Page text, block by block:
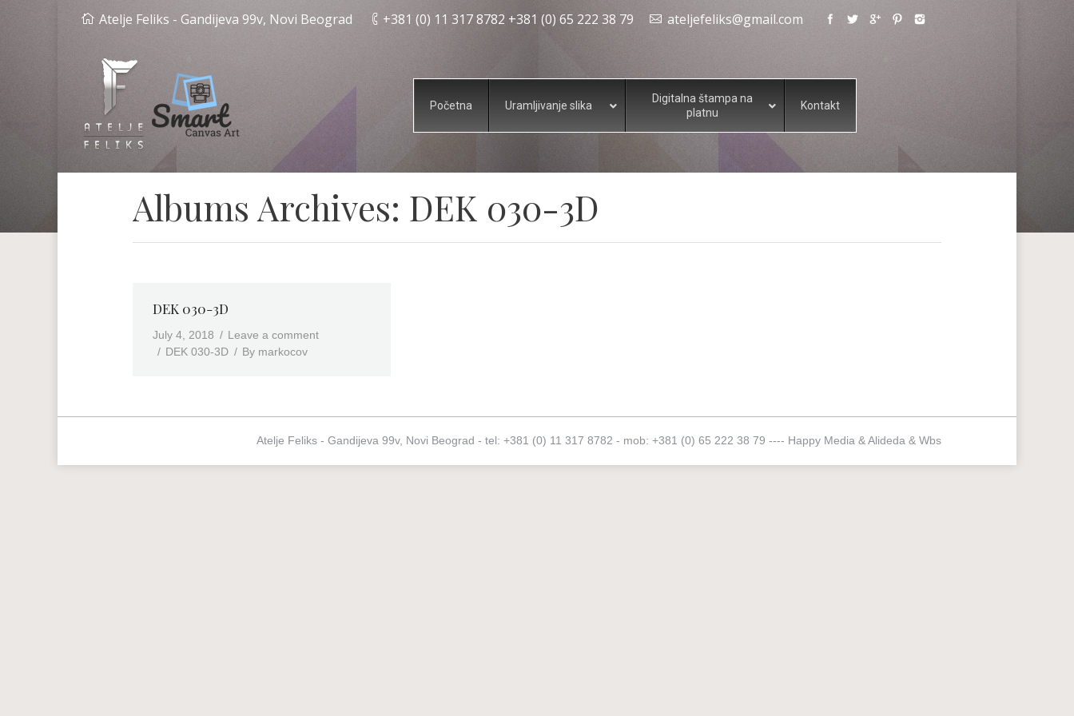
Atelje Feliks - Gandijeva 99v, Novi Beograd +381 (0) 11 317 8782 +381 (0) 65 222 38 79 ateljefeliks@gmail.com
Početna Uramljivanje slika
Digitalna štampa na
platnu
Kontakt
Albums Archives: DEK 030-3D
DEK 030-3D
July 4, 2018
Leave a comment
DEK 030-3D
By markocov
Atelje Feliks - Gandijeva 99v, Novi Beograd - tel: +381 (0) 11 317 8782 - mob: +381 (0) 65 222 38 79 ---- Happy Media & Alideda & Wbs